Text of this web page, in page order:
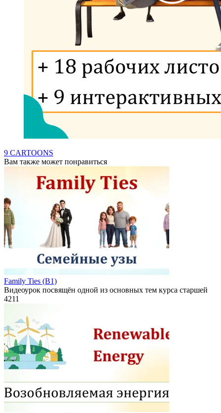
9 CARTOONS
Вам также может понравиться
Family Ties (B1)
Видеоурок посвящён одной из основных тем курса старшей
4211